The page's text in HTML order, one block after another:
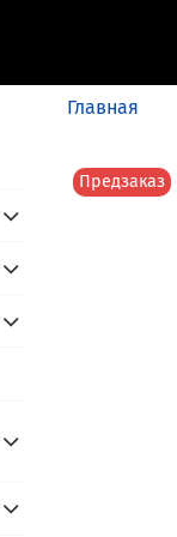
Главная
Предзаказ